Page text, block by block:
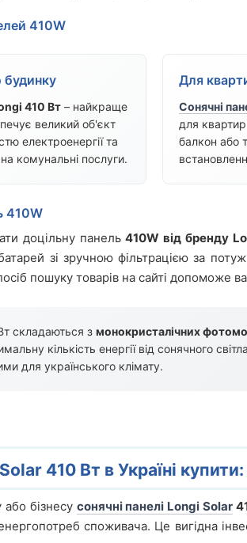
410W
будинку
410 Вт – найкраще
великий об'єкт
електроенергії та
комунальні послуги.
Для
Сонячні
для
балкон або
410W
доцільну панель410W від бренду
зі зручною фільтрацією за
пошуку товарів на сайті допоможе
складаються з монокристалічних
кількість енергії від сонячного
для українського клімату.
410 Вт в Україні
бізнесу сонячні панелі Longi Solar
споживача. Це вигідна